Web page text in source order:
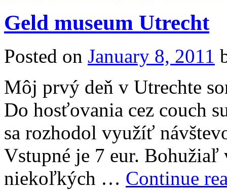
Geld museum Utrecht
Posted on January 8, 2011
Môj prvý deň v Utrechte
Do hosťovania cez couch
sa rozhodol využíť
Vstupné je 7 eur.
niekoľkých … Continue